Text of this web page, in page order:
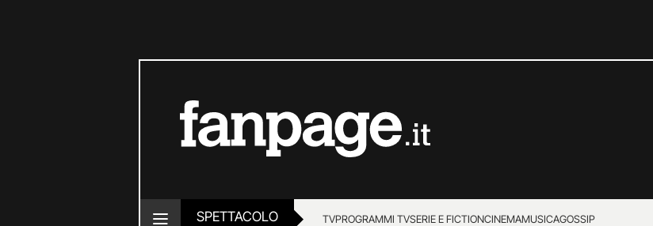
SPETTACOLO TVPROGRAMMI TVSERIE E FICTIONCINEMAMUSICAGOSSIP